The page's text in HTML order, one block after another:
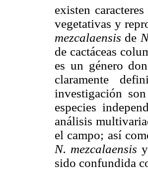
existen
vegetativas y
mezcalaensis de
de cactáceas
es un género
claramente
investigación
especies
análisis
el campo; así
N. mezcalaensis
sido confundida